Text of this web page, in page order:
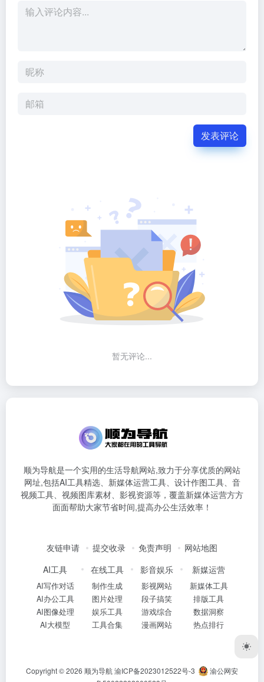
发表评论
暂无评论...
顺为导航是一个实用的生活导航网站,致力于分享优质的网站
网址,包括AI工具精选、新媒体运营工具、设计作图工具、音
视频工具、视频图库素材、影视资源等，覆盖新媒体运营方方
面面帮助大家节省时间,提高办公生活效率！
友链申请 提交收录 免责声明
网站地图
AI工具
AI写作对话
AI办公工具
AI图像处理
AI大模型
在线工具
制作生成
图片处理
娱乐工具
工具合集
影音娱乐
影视网站
段子搞笑
游戏综合
漫画网站
新媒运营
新媒体工具
排版工具
数据洞察
热点排行
Copyright © 2026 顺为导航渝ICP备2023012522号-3
渝公网安